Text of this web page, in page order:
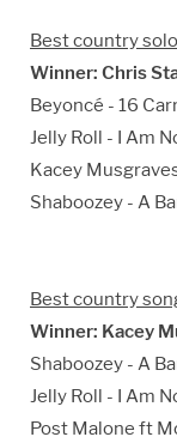
Best country
Winner: Chris
Beyoncé - 16
Jelly Roll - I Am
Kacey
Shaboozey - A
Best country
Winner: Kacey
Shaboozey - A
Jelly Roll - I Am
Post Malone ft